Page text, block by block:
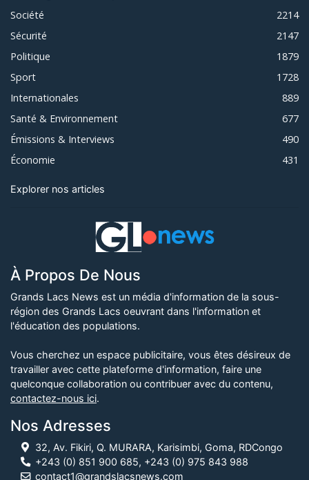
Société
2214
Sécurité
2147
Politique
1879
Sport
1728
Internationales
889
Santé & Environnement
677
Émissions & Interviews
490
Économie
431
Explorer nos articles
À Propos De Nous
Grands Lacs News est un média d'information de la sous-
région des Grands Lacs oeuvrant dans l'information et
l'éducation des populations.
Vous cherchez un espace publicitaire, vous êtes désireux de
travailler avec cette plateforme d'information, faire une
quelconque collaboration ou contribuer avec du contenu,
contactez-nous ici.
Nos Adresses
32, Av. Fikiri, Q. MURARA, Karisimbi, Goma, RDCongo
+243 (0) 851 900 685, +243 (0) 975 843 988
contact1@grandslacsnews.com